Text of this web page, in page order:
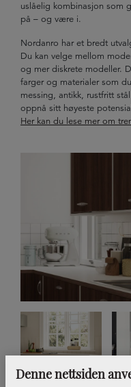
Denne nettsiden
uslåelig kombinasjon som
på – og være i.
Nordanro har et bredt
Du kan velge mellom
og mer diskrete modeller.
farger og materialer som
messing, antikk, rustfritt
oppnå sitt høyeste
Her kan du lese mer om